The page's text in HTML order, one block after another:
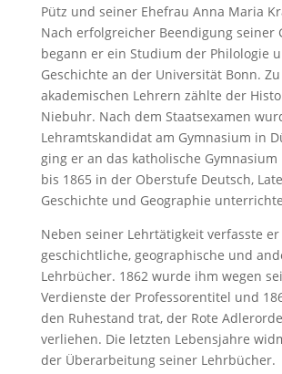
Pütz und seiner Ehefrau Anna Maria
Nach erfolgreicher Beendigung seiner
begann er ein Studium der Philologie
Geschichte an der Universität Bonn.
akademischen Lehrern zählte der
Niebuhr. Nach dem Staatsexamen
Lehramtskandidat am Gymnasium in
ging er an das katholische Gymnasium
bis 1865 in der Oberstufe Deutsch,
Geschichte und Geographie
Neben seiner Lehrtätigkeit verfasste er
geschichtliche, geographische und
Lehrbücher. 1862 wurde ihm wegen
Verdienste der Professorentitel und
den Ruhestand trat, der Rote
verliehen. Die letzten Lebensjahre
der Überarbeitung seiner Lehrbücher.